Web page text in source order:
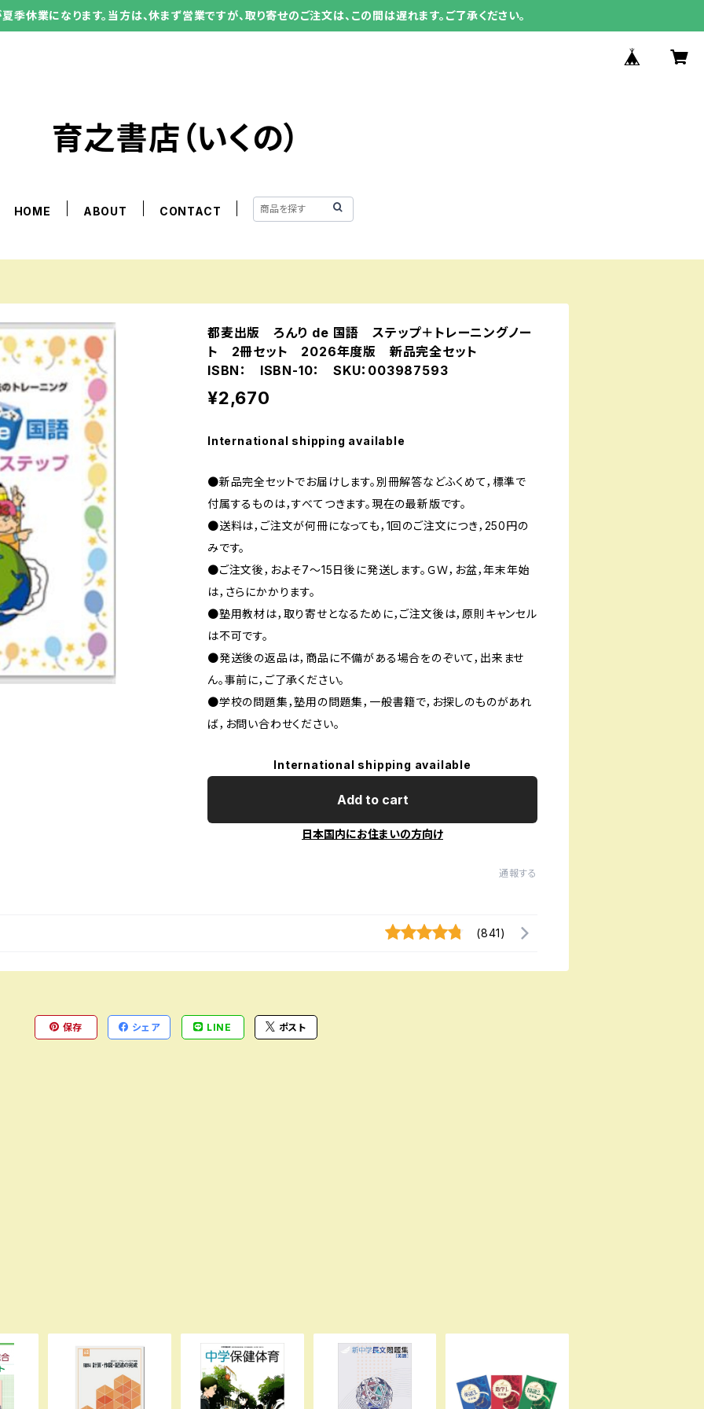
休業になります。当方は、休まず営業ですが、取り寄せのご注文は、この間は遅れます。ご了承ください。
育之書店（いくの）
HOME ABOUT CONTACT
都麦出版 ろんり de 国語 ステップ＋トレーニングノー
ト 2冊セット 2026年度版 新品完全セット
ISBN： ISBN-10： SKU：003987593
¥2,670
International shipping available
●新品完全セットでお届けします。別冊解答などふくめて，標準で
付属するものは，すべてつきます。現在の最新版です。
●送料は，ご注文が何冊になっても，1回のご注文につき，250円の
みです。
●ご注文後，およそ7〜15日後に発送します。ＧＷ，お盆，年末年始
は，さらにかかります。
●塾用教材は，取り寄せとなるために，ご注文後は，原則キャンセル
は不可です。
●発送後の返品は，商品に不備がある場合をのぞいて，出来ませ
ん。事前に，ご了承ください。
●学校の問題集，塾用の問題集，一般書籍で，お探しのものがあれ
ば，お問い合わせください。
International shipping available
Add to cart
日本国内にお住まいの方向け
通報する
(841)
保存 シェア LINE ポスト